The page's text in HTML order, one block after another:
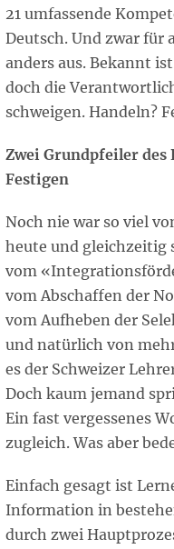
21 umfassende
Deutsch. Und zwar für
anders aus. Bekannt
doch die
schweigen. Handeln?
Zwei Grundpfeiler des
Festigen
Noch nie war so viel
heute und gleichzeitig
vom
vom Abschaffen der
vom Aufheben der
und natürlich von
es der Schweizer
Doch kaum jemand
Ein fast vergessenes
zugleich. Was aber
Einfach gesagt ist
Information in
durch zwei